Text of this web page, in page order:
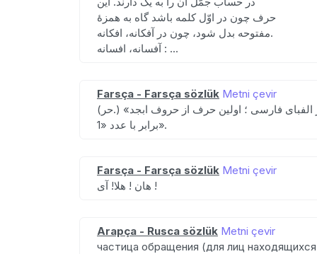
حرف چون در اوّل کلمه باشد گاه به همزهٔ
مفتوحه بدل شود، چون در آفکانه، افکانه.
آفسانه، افسانه : ...
Farsça - Farsça sözlük Metni çevir
برابر با عدد «1».
Farsça - Farsça sözlük Metni çevir
هان ! هلا! آی !
Arapça - Rusca sözlük Metni çevir
частица обращения (для лиц